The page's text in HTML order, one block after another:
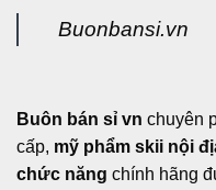
Buonbansi.vn
Buôn bán sỉ vn chuyên
cấp, mỹ phẩm skii nội
chức năng chính hãng